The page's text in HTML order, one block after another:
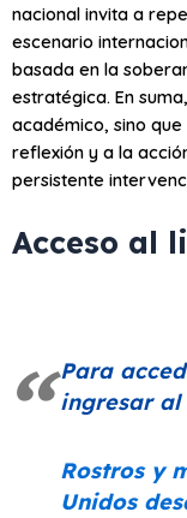
nacional invita a
escenario
basada en la
estratégica. En
académico, sino
reflexión y a la
persistente
Acceso al
Para
ingresar al
Rostros y
Unidos